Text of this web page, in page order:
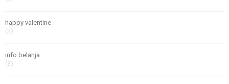
happy valentine
(3)
info belanja
(3)